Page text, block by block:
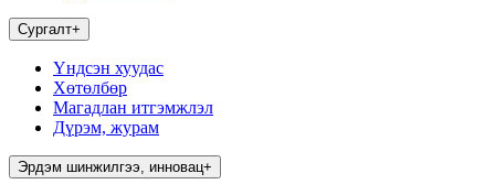
Сургалт+
Үндсэн хуудас
Хөтөлбөр
Магадлан итгэмжлэл
Дүрэм, журам
Эрдэм шинжилгээ, инновац+